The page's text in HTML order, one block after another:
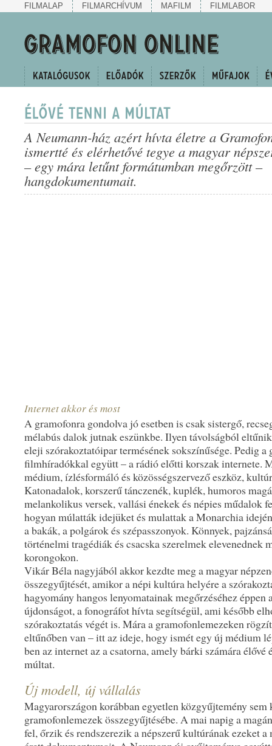
FILMALAP FILMARCHÍVUM MAFILM FILMLABOR
A Neumann-ház azért hívta életre a
ismertté és elérhetővé tegye a magyar
– egy mára letűnt formátumban megőrzött –
hangdokumentumait.
Internet akkor és most
A gramofonra gondolva jó esetben is csak sistergő,
mélabús dalok jutnak eszünkbe. Ilyen távolságból
eleji szórakoztatóipar termésének sokszínűsége. Pedig a
filmhíradókkal együtt – a rádió előtti korszak internete.
médium, ízlésformáló és közösségszervező eszköz,
Katonadalok, korszerű tánczenék, kuplék, humoros
melankolikus versek, vallási énekek és népies műdalok
hogyan múlatták idejüket és mulattak a Monarchia
a bakák, a polgárok és szépasszonyok. Könnyek,
történelmi tragédiák és csacska szerelmek elevenednek
korongokon.
Vikár Béla nagyjából akkor kezdte meg a magyar
összegyűjtését, amikor a népi kultúra helyére a
hagyomány hangos lenyomatainak megőrzéséhez éppen
újdonságot, a fonográfot hívta segítségül, ami később
szórakoztatás végét is. Mára a gramofonlemezeken
eltűnőben van – itt az ideje, hogy ismét egy új médium
ben az internet az a csatorna, amely bárki számára élővé
múltat.
Új modell, új vállalás
Magyarországon korábban egyetlen közgyűjtemény sem
gramofonlemezek összegyűjtésébe. A mai napig a
fel, őrzik és rendszerezik a népszerű kultúrának ezeket a